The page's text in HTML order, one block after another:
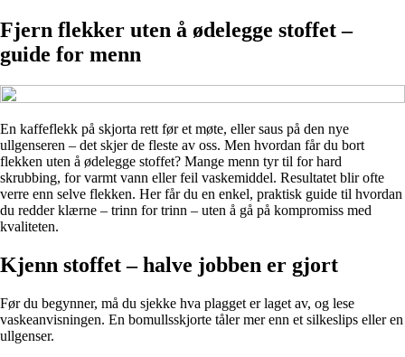
Fjern flekker uten å ødelegge stoffet –
guide for menn
En kaffeflekk på skjorta rett før et møte, eller saus på den nye
ullgenseren – det skjer de fleste av oss. Men hvordan får du bort
flekken uten å ødelegge stoffet? Mange menn tyr til for hard
skrubbing, for varmt vann eller feil vaskemiddel. Resultatet blir ofte
verre enn selve flekken. Her får du en enkel, praktisk guide til hvordan
du redder klærne – trinn for trinn – uten å gå på kompromiss med
kvaliteten.
Kjenn stoffet – halve jobben er gjort
Før du begynner, må du sjekke hva plagget er laget av, og lese
vaskeanvisningen. En bomullsskjorte tåler mer enn et silkeslips eller en
ullgenser.